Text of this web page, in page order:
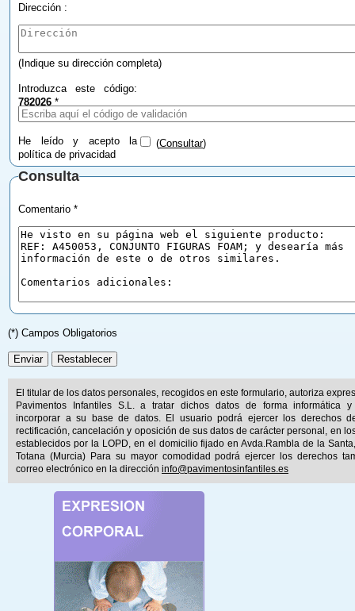
Dirección :
(Indique su dirección completa)
Introduzca este código:
782026 *
He leído y acepto la
política de privacidad
(Consultar)
Consulta
Comentario *
(*) Campos Obligatorios
El titular de los datos personales, recogidos en este formulario, autoriza
Pavimentos Infantiles S.L. a tratar dichos datos de forma informática y
incorporar a su base de datos. El usuario podrá ejercer los derechos
rectificación, cancelación y oposición de sus datos de carácter personal, en
establecidos por la LOPD, en el domicilio fijado en Avda.Rambla de la
Totana (Murcia) Para su mayor comodidad podrá ejercer los derechos
correo electrónico en la dirección info@pavimentosinfantiles.es